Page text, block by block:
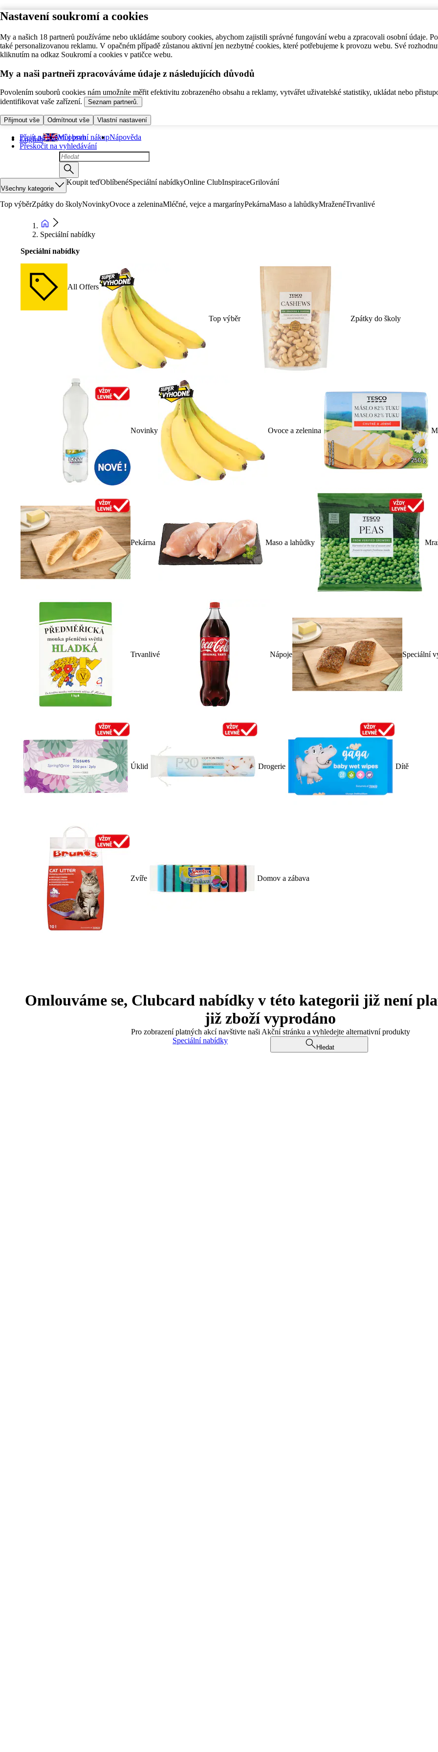
Nastavení soukromí a cookies
My a našich 18 partnerů používáme nebo ukládáme soubory cookies, abychom zajistili správné fungování webu a zpracovali osobní údaje.
také personalizovanou reklamu. V opačném případě zůstanou aktivní jen nezbytné cookies, které potřebujeme k provozu webu. Své
kliknutím na odkaz Soukromí a cookies v patičce webu.
My a naši partneři zpracováváme údaje z následujících důvodů
Povolením souborů cookies nám umožníte měřit efektivitu zobrazeného obsahu a reklamy, vytvářet uživatelské statistiky, ukládat nebo
identifikovat vaše zařízení.
Seznam partnerů.
Přijmout vše Odmítnout vše Vlastní nastavení
Přejít na hlavní obsah
Přeskočit na vyhledávání
English Můj první nákupNápověda
Všechny kategorie
Koupit teďOblíbenéSpeciální nabídkyOnline ClubInspiraceGrilování
Top výběrZpátky do školyNovinkyOvoce a zeleninaMléčné, vejce a margarínyPekárnaMaso a lahůdkyMraženéTrvanlivé
Speciální nabídky
Speciální nabídky
All Offers
Top výběr Zpátky do školy
Novinky Ovoce a zelenina
Pekárna Maso a lahůdky
Trvanlivé Nápoje Speciální
Úklid Drogerie Dítě
Zvíře Domov a zábava
Omlouváme se, Clubcard nabídky v této kategorii již není
již zboží vyprodáno
Pro zobrazení platných akcí navštivte naši Akční stránku a vyhledejte alternativní produkty
Speciální nabídky
Hledat